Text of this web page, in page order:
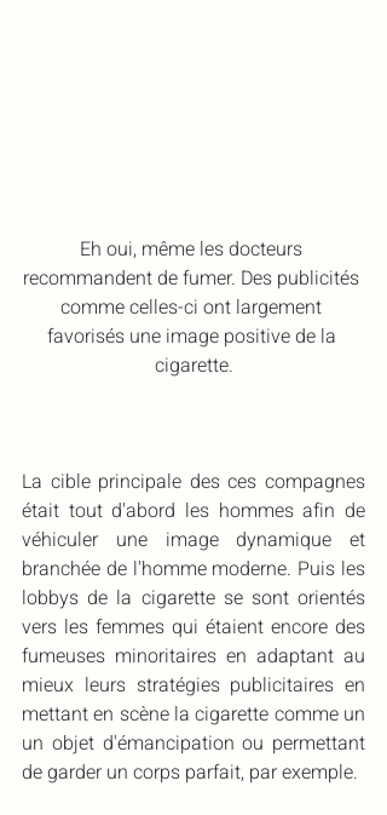
Eh oui, même les docteurs
recommandent de fumer. Des publicités
comme celles-ci ont largement
favorisés une image positive de la
cigarette.
La cible principale des ces compagnes
était tout d'abord les hommes afin de
véhiculer une image dynamique et
branchée de l'homme moderne. Puis les
lobbys de la cigarette se sont orientés
vers les femmes qui étaient encore des
fumeuses minoritaires en adaptant au
mieux leurs stratégies publicitaires en
mettant en scène la cigarette comme un
un objet d'émancipation ou permettant
de garder un corps parfait, par exemple.